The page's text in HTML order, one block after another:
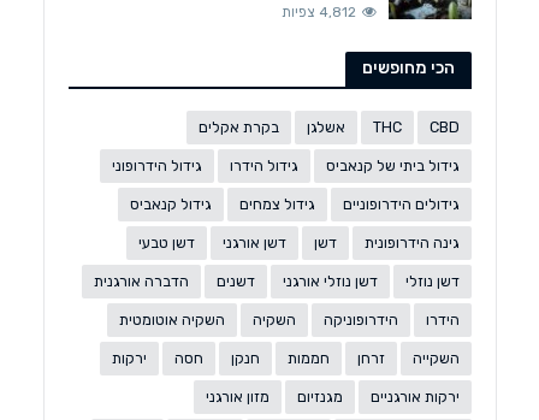
4,812 צפיות
הכי מחופשים
CBD
THC אשלגן בקרת אקלים
גידול ביתי של קנאביס גידול הידרו גידול הידרופוני
גידולים הידרופוניים גידול צמחים גידול קנאביס
גינה הידרופונית דשן דשן אורגני דשן טבעי
דשן נוזלי דשן נוזלי אורגני דשנים הדברה אורגנית
הידרו הידרופוניקה השקיה השקיה אוטומטית
השקייה זרחן חממות חנקן חסה ירקות
ירקות אורגניים מגנזיום מזון אורגני